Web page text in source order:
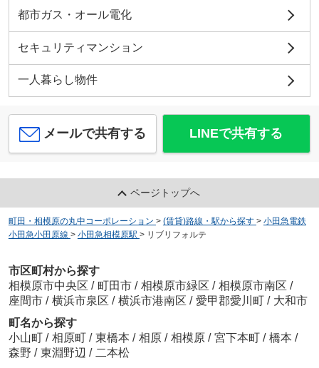
都市ガス・オール電化
セキュリティマンション
一人暮らし物件
メールで共有する LINEで共有する
ページトップへ
町田・相模原の丸中コーポレーション > (賃貸)路線・駅から探す > 小田急電鉄
小田急小田原線 > 小田急相模原駅 > リブリフォルテ
市区町村から探す
相模原市中央区 / 町田市 / 相模原市緑区 / 相模原市南区 /
座間市 / 横浜市泉区 / 横浜市港南区 / 愛甲郡愛川町 / 大和市
町名から探す
小山町 / 相原町 / 東橋本 / 相原 / 相模原 / 宮下本町 / 橋本 /
森野 / 東淵野辺 / 二本松